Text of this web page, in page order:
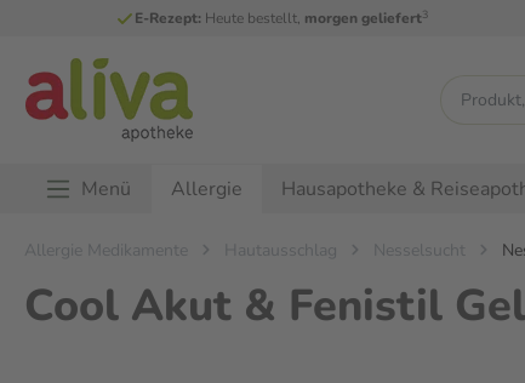
E-Rezept: Heute bestellt, morgen geliefert3
Menü Allergie Hausapotheke &
Allergie Medikamente Hautausschlag Nesselsucht
Cool Akut & Fenistil